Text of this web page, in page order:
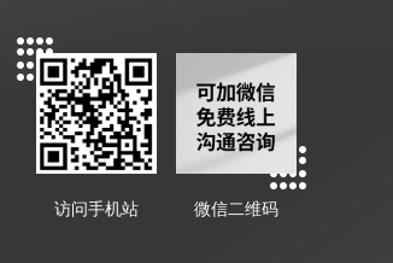
访问手机站 微信二维码